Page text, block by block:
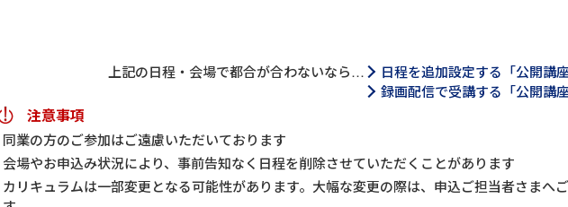
上記の日程・会場で都合が合わないなら…
日程を追加設定する「公開講
録画配信で受講する「公開講
注意事項
同業の方のご参加はご遠慮いただいております
会場やお申込み状況により、事前告知なく日程を削除させていただくことがあります
カリキュラムは一部変更となる可能性があります。大幅な変更の際は、申込ご担当者さまへ